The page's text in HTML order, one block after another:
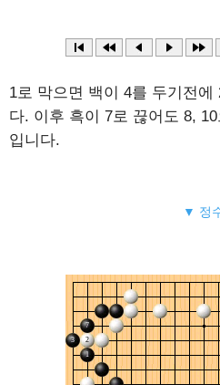
1로 막으면 백이 4를 두기전에
다. 이후 흑이 7로 끊어도 8,
입니다.
▼ 정